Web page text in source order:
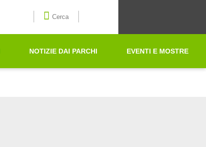
Cerca
NOTIZIE DAI PARCHI EVENTI E MOSTRE